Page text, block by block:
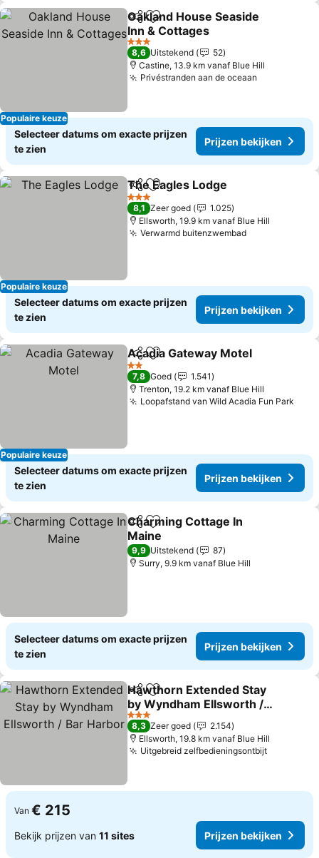
Populaire keuze
DelenToevoegen aan favorieten
Oakland House Seaside
Inn & Cottages
Prijzen bekijken
3 Sterren
8,6 Uitstekend
52
Castine, 13.9 km vanaf Blue Hill
Privéstranden aan de oceaan
Selecteer datums om exacte prijzen
te zien
Prijzen bekijken
Populaire keuze
DelenToevoegen aan favorieten
The Eagles Lodge
3 Sterren
8,1 Zeer goed
1.025
Ellsworth, 19.9 km vanaf Blue Hill
Verwarmd buitenzwembadPrijzen
Selecteer datums om exacte prijzen
te zien
Prijzen bekijken
Populaire keuze
DelenToevoegen aan favorieten
Acadia Gateway Motel
2 Sterren
7,8 Goed
1.541
Trenton, 19.2 km vanaf Blue Hill
Loopafstand van Wild Acadia Fun Park
Selecteer datums om exacte prijzen
te zien
Prijzen bekijken
DelenToevoegen aan favorieten
Charming Cottage In
Maine
Prijzen bekijken
9,9 Uitstekend
87
Surry, 9.9 km vanaf Blue Hill
Selecteer datums om exacte prijzen
te zien
Prijzen bekijken
DelenToevoegen aan favorieten
Hawthorn Extended Stay
by Wyndham Ellsworth /
Bar Harbor
Prijzen bekijken
3 Sterren
8,3 Zeer goed
2.154
Ellsworth, 19.8 km vanaf Blue Hill
Uitgebreid zelfbedieningsontbijtPrijzen
Van € 215
Bekijk prijzen van 11 sites Prijzen bekijken